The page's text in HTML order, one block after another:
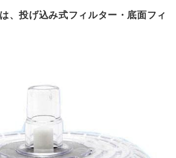
、投げ込み式フィルター・底面フィ